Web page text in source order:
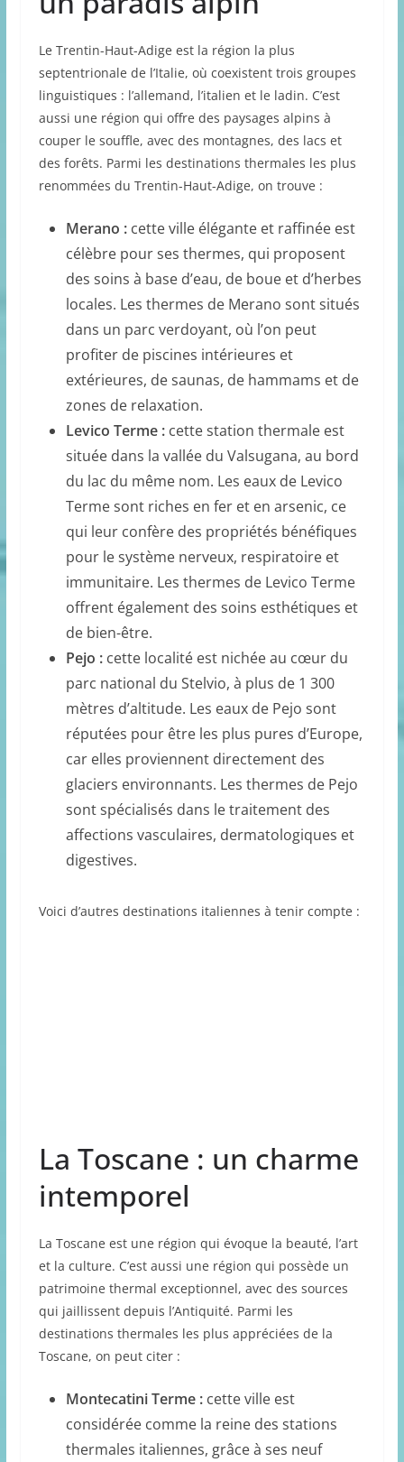
Le Trentin-Haut-Adige est la région la plus
septentrionale de l’Italie, où coexistent trois groupes
linguistiques : l’allemand, l’italien et le ladin. C’est
aussi une région qui offre des paysages alpins à
couper le souffle, avec des montagnes, des lacs et
des forêts. Parmi les destinations thermales les plus
renommées du Trentin-Haut-Adige, on trouve :
Merano :cette ville élégante et raffinée est
célèbre pour ses thermes, qui proposent
des soins à base d’eau, de boue et d’herbes
locales. Les thermes de Merano sont situés
dans un parc verdoyant, où l’on peut
profiter de piscines intérieures et
extérieures, de saunas, de hammams et de
zones de relaxation.
Levico Terme :cette station thermale est
située dans la vallée du Valsugana, au bord
du lac du même nom. Les eaux de Levico
Terme sont riches en fer et en arsenic, ce
qui leur confère des propriétés bénéfiques
pour le système nerveux, respiratoire et
immunitaire. Les thermes de Levico Terme
offrent également des soins esthétiques et
de bien-être.
Pejo :cette localité est nichée au cœur du
parc national du Stelvio, à plus de 1 300
mètres d’altitude. Les eaux de Pejo sont
réputées pour être les plus pures d’Europe,
car elles proviennent directement des
glaciers environnants. Les thermes de Pejo
sont spécialisés dans le traitement des
affections vasculaires, dermatologiques et
digestives.
Voici d’autres destinations italiennes à tenir compte :
La Toscane : un charme
intemporel
La Toscane est une région qui évoque la beauté, l’art
et la culture. C’est aussi une région qui possède un
patrimoine thermal exceptionnel, avec des sources
qui jaillissent depuis l’Antiquité. Parmi les
destinations thermales les plus appréciées de la
Toscane, on peut citer :
Montecatini Terme : cette ville est
considérée comme la reine des stations
thermales italiennes, grâce à ses neuf